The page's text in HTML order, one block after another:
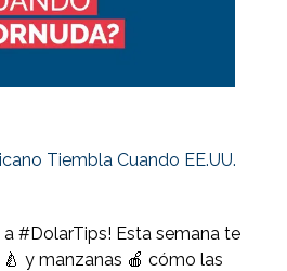
Tiembla Cuando EE.UU.
a #DolarTips! Esta semana te
y manzanas 🍎 cómo las